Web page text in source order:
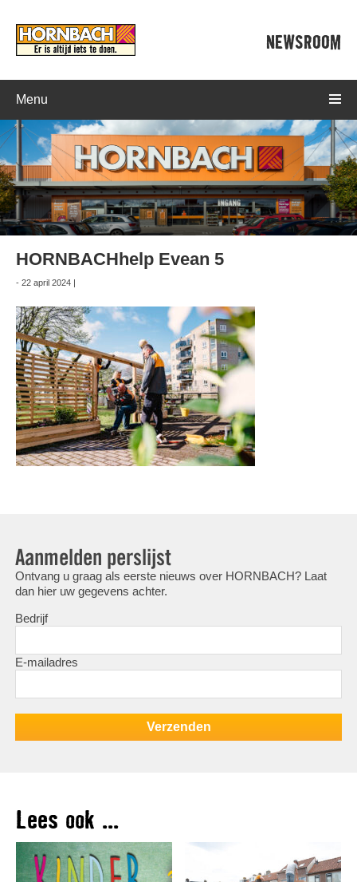
NEWSROOM
Menu
HORNBACHhelp Evean 5
- 22 april 2024 |
Aanmelden perslijst
Ontvang u graag als eerste nieuws over HORNBACH? Laat
dan hier uw gegevens achter.
Bedrijf
E-mailadres
Lees ook ...